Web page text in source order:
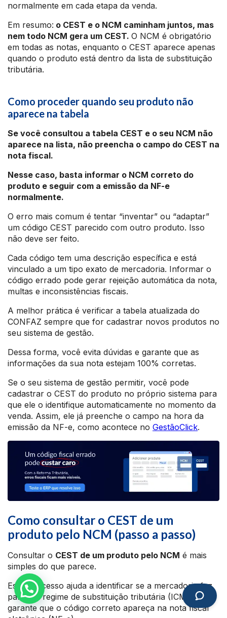
normalmente em cada etapa da venda.
Em resumo: o CEST e o NCM caminham juntos, mas
nem todo NCM gera um CEST. O NCM é obrigatório
em todas as notas, enquanto o CEST aparece apenas
quando o produto está dentro da lista de substituição
tributária.
Como proceder quando seu produto não
aparece na tabela
Se você consultou a tabela CEST e o seu NCM não
aparece na lista, não preencha o campo do CEST na
nota fiscal.
Nesse caso, basta informar o NCM correto do
produto e seguir com a emissão da NF-e
normalmente.
O erro mais comum é tentar “inventar” ou “adaptar”
um código CEST parecido com outro produto. Isso
não deve ser feito.
Cada código tem uma descrição específica e está
vinculado a um tipo exato de mercadoria. Informar o
código errado pode gerar rejeição automática da nota,
multas e inconsistências fiscais.
A melhor prática é verificar a tabela atualizada do
CONFAZ sempre que for cadastrar novos produtos no
seu sistema de gestão.
Dessa forma, você evita dúvidas e garante que as
informações da sua nota estejam 100% corretas.
Se o seu sistema de gestão permitir, você pode
cadastrar o CEST do produto no próprio sistema para
que ele o identifique automaticamente no momento da
venda. Assim, ele já preenche o campo na hora da
emissão da NF-e, como acontece no GestãoClick.
Como consultar o CEST de um
produto pelo NCM (passo a passo)
Consultar o CEST de um produto pelo NCM é mais
simples do que parece.
Esse processo ajuda a identificar se a mercadoria faz
parte do regime de substituição tributária (ICMS-ST) e
garante que o código correto apareça na nota fiscal